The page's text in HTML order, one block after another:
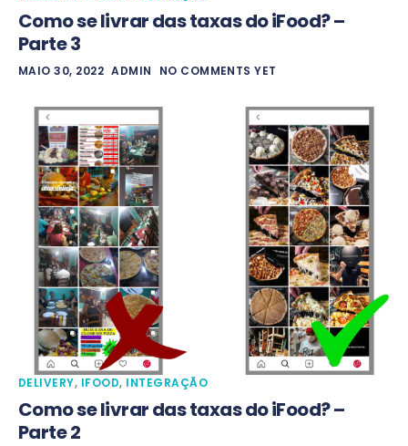
Como se livrar das taxas do iFood? –
Parte 3
MAIO 30, 2022 ADMIN NO COMMENTS YET
DELIVERY, IFOOD, INTEGRAÇÃO
Como se livrar das taxas do iFood? –
Parte 2